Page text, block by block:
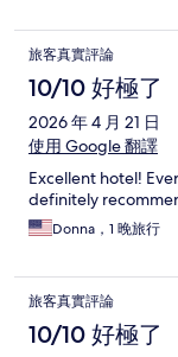
旅客真實評論
10/10 好極了
2026 年 4 月 21 日
使用 Google 翻譯
Excellent hotel!
definitely
Donna，1 晚旅行
旅客真實評論
10/10 好極了